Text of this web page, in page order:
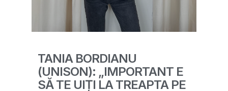
TANIA BORDIANU
(UNISON): „IMPORTANT E
SĂ TE UIȚI LA TREAPTA PE